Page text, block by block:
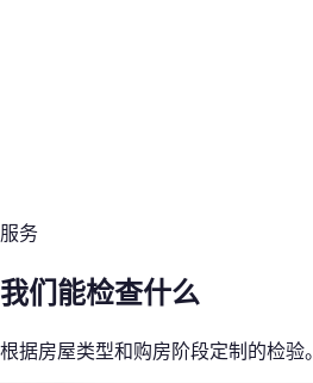
服务
我们能检查什么
根据房屋类型和购房阶段定制的检验。